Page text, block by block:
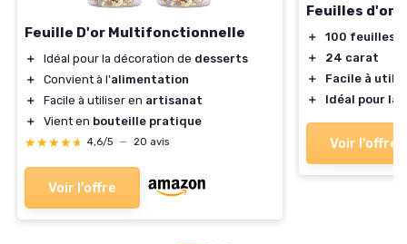
Feuille D'or Multifonctionnelle
＋ Idéal pour la décoration de desserts
＋
Convient à l'alimentation
＋
Facile à utiliser en artisanat
＋
Vient en bouteille pratique
★★★★★
★★★★★ 4,6/5 — 20 avis
Voir l'offre
Feuilles d'or
＋
100 feuilles
＋
24 carat
＋
Facile à
＋
Idéal pour la
Voir l'offre